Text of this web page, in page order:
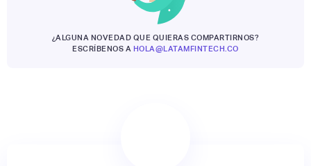
¿ALGUNA NOVEDAD QUE QUIERAS COMPARTIRNOS?
ESCRÍBENOS A HOLA@LATAMFINTECH.CO